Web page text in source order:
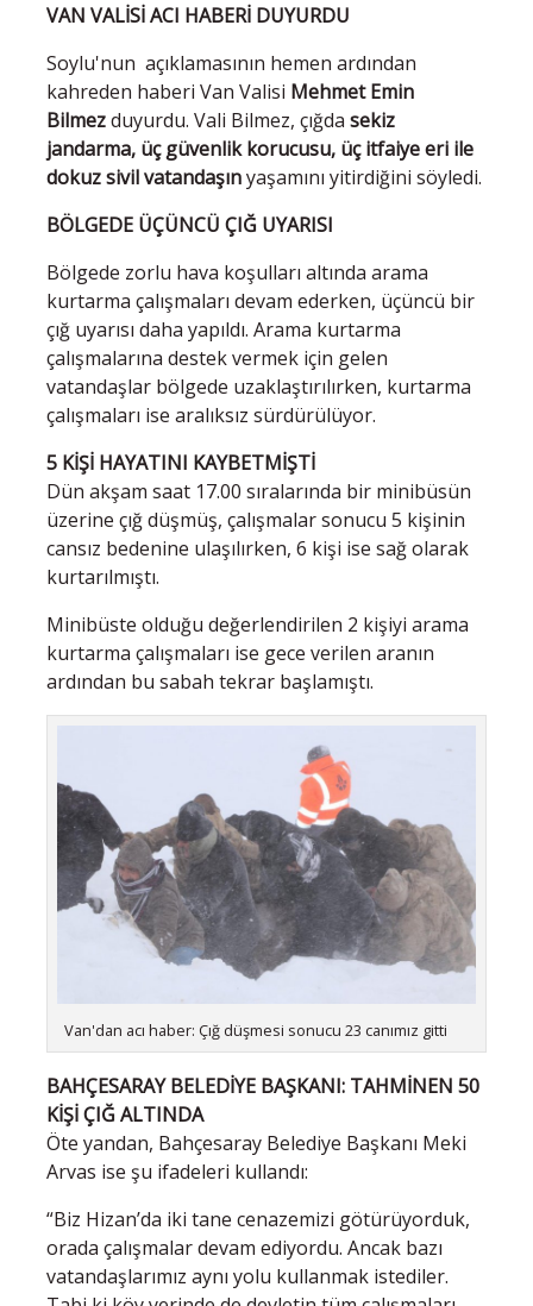
VAN VALİSİ ACI HABERİ DUYURDU
Soylu'nun açıklamasının hemen ardından
kahreden haberi Van Valisi Mehmet Emin
Bilmezduyurdu. Vali Bilmez, çığda sekiz
jandarma, üç güvenlik korucusu, üç itfaiye eri ile
dokuz sivil vatandaşınyaşamını yitirdiğini söyledi.
BÖLGEDE ÜÇÜNCÜ ÇIĞ UYARISI
Bölgede zorlu hava koşulları altında arama
kurtarma çalışmaları devam ederken, üçüncü bir
çığ uyarısı daha yapıldı. Arama kurtarma
çalışmalarına destek vermek için gelen
vatandaşlar bölgede uzaklaştırılırken, kurtarma
çalışmaları ise aralıksız sürdürülüyor.
5 KİŞİ HAYATINI KAYBETMİŞTİ
Dün akşam saat 17.00 sıralarında bir minibüsün
üzerine çığ düşmüş, çalışmalar sonucu 5 kişinin
cansız bedenine ulaşılırken, 6 kişi ise sağ olarak
kurtarılmıştı.
Minibüste olduğu değerlendirilen 2 kişiyi arama
kurtarma çalışmaları ise gece verilen aranın
ardından bu sabah tekrar başlamıştı.
Van'dan acı haber: Çığ düşmesi sonucu 23 canımız gitti
BAHÇESARAY BELEDİYE BAŞKANI: TAHMİNEN 50
KİŞİ ÇIĞ ALTINDA
Öte yandan, Bahçesaray Belediye Başkanı Meki
Arvas ise şu ifadeleri kullandı:
“Biz Hizan’da iki tane cenazemizi götürüyorduk,
orada çalışmalar devam ediyordu. Ancak bazı
vatandaşlarımız aynı yolu kullanmak istediler.